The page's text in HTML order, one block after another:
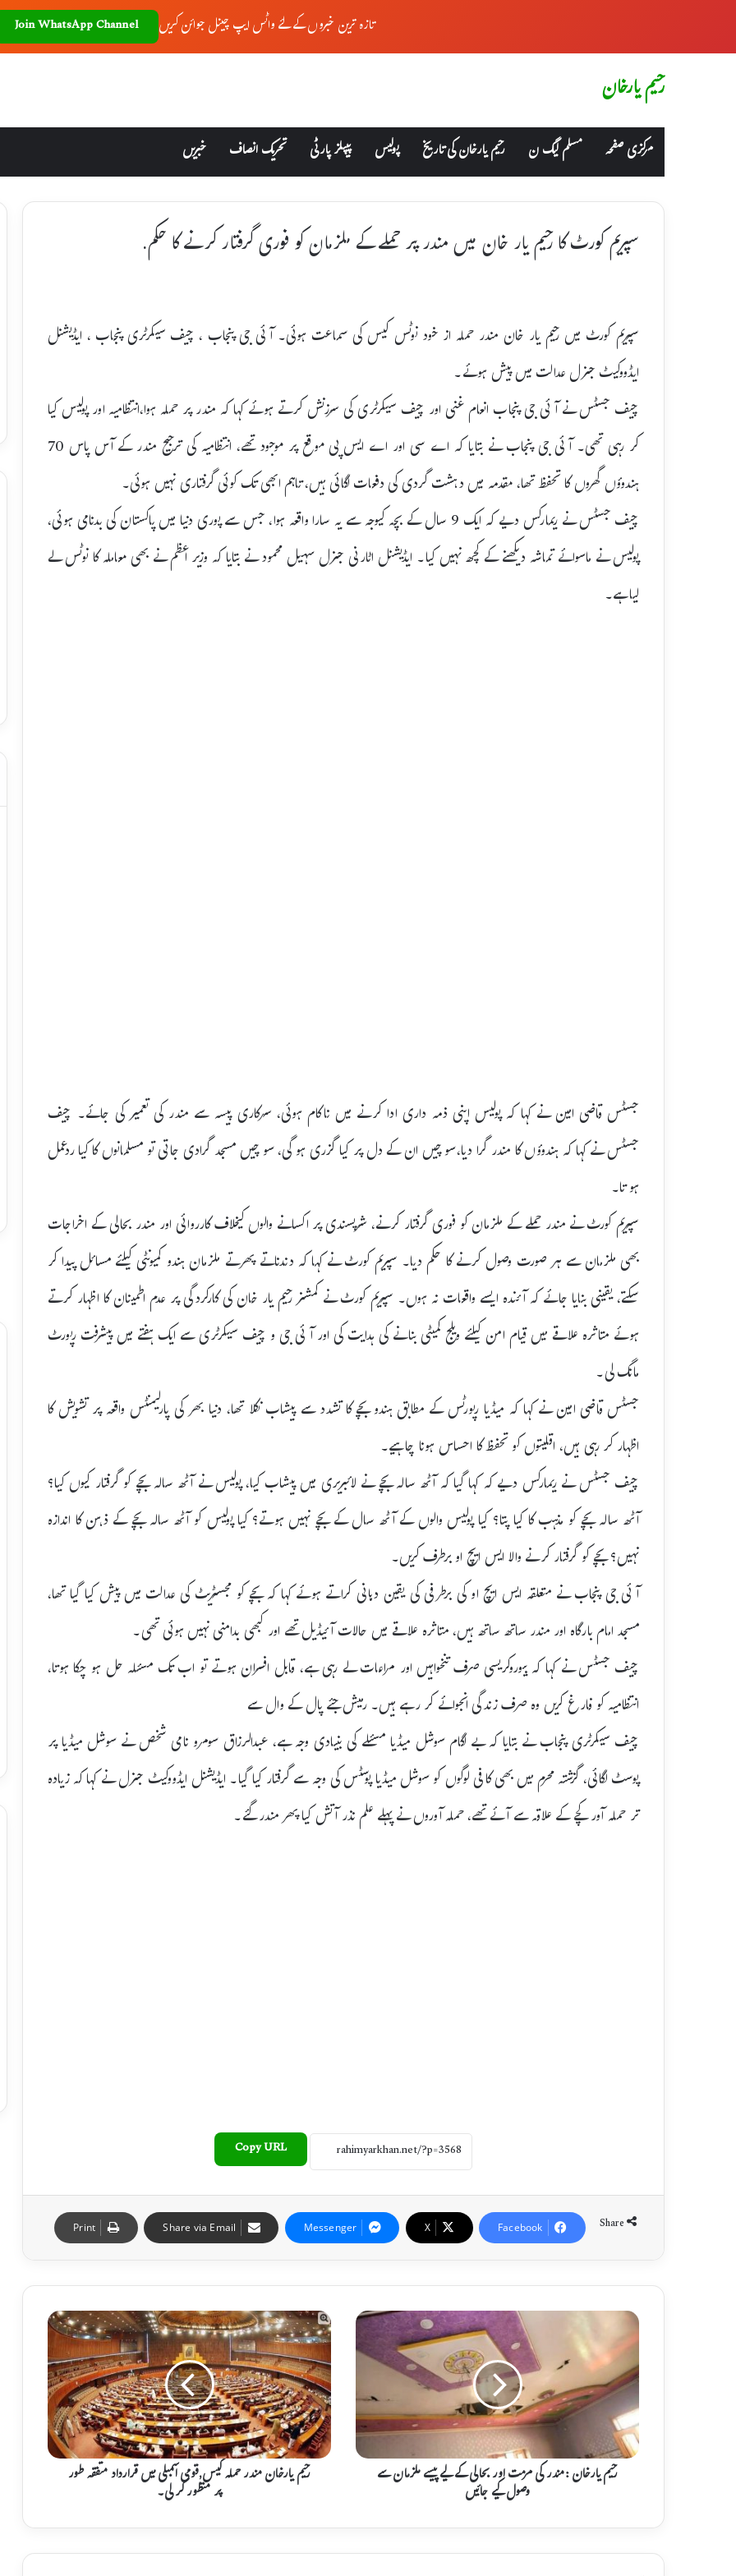
تازہ ترین خبروں کے لئے واٹس ایپ چینل جوائن کریں Join WhatsApp Channel
رحیم یارخان
مرکزی صفحہ مسلم لیگ ن رحیم یارخان کی تاریخ پولیس پیپلز پارٹی تحریک انصاف خبریں
سپریم کورٹ کا رحیم یار خان میں مندر پر حملے کے ملزمان کو فوری گرفتار کرنے کا حکم.
سپریم کورٹ میں رحیم یار خان مندر حملہ از خود نوٹس کیس کی سماعت ہوئی۔ آئی جی پنجاب ، چیف سیکرٹری پنجاب ، ایڈیشنل
ایڈووکیٹ جنرل عدالت میں پیش ہوئے۔
چیف جسٹس نے آئی جی پنجاب انعام غنی اور چیف سیکرٹری کی سرزنش کرتے ہوئے کہا کہ مندر پر حملہ ہوا،انتظامیہ اور پولیس کیا
کر رہی تھی۔ آئی جی پنجاب نے بتایا کہ اے سی اور اے ایس پی موقع پر موجود تھے، انتظامیہ کی ترجیح مندر کے آس پاس 70
ہندوؤں گھروں کا تحفظ تھا، مقدمہ میں دہشت گردی کی دفعات لگائی ہیں، تاہم ابھی تک کوئی گرفتاری نہیں ہوئی۔
چیف جسٹس نے ریمارکس دیے کہ ایک 9 سال کے بچہ کیوجہ سے یہ سارا واقعہ ہوا، جس سے پوری دنیا میں پاکستان کی بدنامی ہوئی،
پولیس نے ماسوائے تماشہ دیکھنے کے کچھ نہیں کیا۔ ایڈیشنل اٹارنی جنرل سہیل محمود نے بتایا کہ وزیر اعظم نے بھی معاملہ کا نوٹس لے
لیا ہے۔
جسٹس قاضی امین نے کہا کہ پولیس اپنی ذمہ داری ادا کرنے میں ناکام ہوئی، سرکاری پیسہ سے مندر کی تعمیر کی جائے۔ چیف
جسٹس نے کہا کہ ہندوؤں کا مندر گرا دیا،سوچیں ان کے دل پر کیا گزری ہو گی، سوچیں مسجد گرادی جاتی تو مسلمانوں کا کیا ردعمل
ہو تا۔
سپریم کورٹ نے مندر حملے کے ملزمان کو فوری گرفتار کرنے، شرپسندی پر اکسانے والوں کیخلاف کارروائی اور مندر بحالی کے اخراجات
بھی ملزمان سے ہر صورت وصول کرنے کا حکم دیا۔ سپریم کورٹ نے کہا کہ دندناتے پھرتے ملزمان ہندو کمیونٹی کیلئے مسائل پیدا کر
سکتے، یقینی بنایا جائے کہ آئندہ ایسے واقعات نہ ہوں۔ سپریم کورٹ نے کمشنر رحیم یار خان کی کارکردگی پر عدم اطمینان کا اظہار کرتے
ہوئے متاثرہ علاقے میں قیام امن کیلئے ویلج کمیٹی بنانے کی ہدایت کی اور آئی جی و چیف سیکرٹری سے ایک ہفتے میں پیشرفت رپورٹ
مانگ لی۔
جسٹس قاضی امین نے کہا کہ میڈیا رپورٹس کے مطابق ہندو بچے کا تشدد سے پیشاب نکلا تھا، دنیا بھر کی پارلیمنٹس واقعہ پر تشویش کا
اظہار کر رہی ہیں، اقلیتوں کو تحفظ کا احساس ہونا چاہیے۔
چیف جسٹس نے ریمارکس دیے کہ کہا گیا کہ آٹھ سالہ بچے نے لائبریری میں پیشاب کیا، پولیس نے آٹھ سالہ بچے کو گرفتار کیوں کیا؟
آٹھ سالہ بچے کو مذہب کا کیا پتا؟ کیا پولیس والوں کے آٹھ سال کے بچے نہیں ہوتے؟ کیا پولیس کو آٹھ سالہ بچے کے ذہن کا اندازہ
نہیں؟ بچے کو گرفتار کرنے والا ایس ایچ او برطرف کریں۔
آئی جی پنجاب نے متعلقہ ایس ایچ او کی برطرفی کی یقین دہانی کراتے ہوئے کہا کہ بچے کو مجسٹریٹ کی عدالت میں پیش کیا گیا تھا،
مسجد امام بارگاہ اور مندر ساتھ ساتھ ہیں، متاثرہ علاقے میں حالات آئیڈیل تھے اور کبھی بدامنی نہیں ہوئی تھی۔
چیف جسٹس نے کہا کہ بیوروکریسی صرف تنخواہیں اور مراعات لے رہی ہے، قابل افسران ہوتے تو اب تک مسئلہ حل ہو چکا ہوتا،
انتظامیہ کو فارغ کریں وہ صرف زندگی انجوائے کر رہے ہیں۔ رمیش جئے پال کے وال سے
چیف سیکرٹری پنجاب نے بتایا کہ بے لگام سوشل میڈیا مسئلے کی بنیادی وجہ ہے، عبدالرزاق سومرو نامی شخص نے سوشل میڈیا پر
پوسٹ لگائی، گزشتہ محرم میں بھی کافی لوگوں کو سوشل میڈیا پوسٹس کی وجہ سے گرفتار کیا گیا۔ ایڈیشنل ایڈووکیٹ جنرل نے کہا کہ زیادہ
تر حملہ آور کچے کے علاقہ سے آئے تھے، حملہ آوروں نے پہلے علم نذر آتش کیا پھر مندرگئے۔
Copy URL
Share
Facebook
X
Messenger
Share via Email
Print
ر
ح
ی
م
یار
خ
ا
ن
د
ر
رحیم یارخان :مندر کی مرمت اور بحالی کے لیے پیسے ملزمان سے
وصول کیے جائیں
ر
ح
ی
م
یار
خا
د
ر
ح
رحیم یارخان مندر حملہ کیس,قومی اسمبلی میں قرارداد متفقہ طور
پر منظور کر لی۔